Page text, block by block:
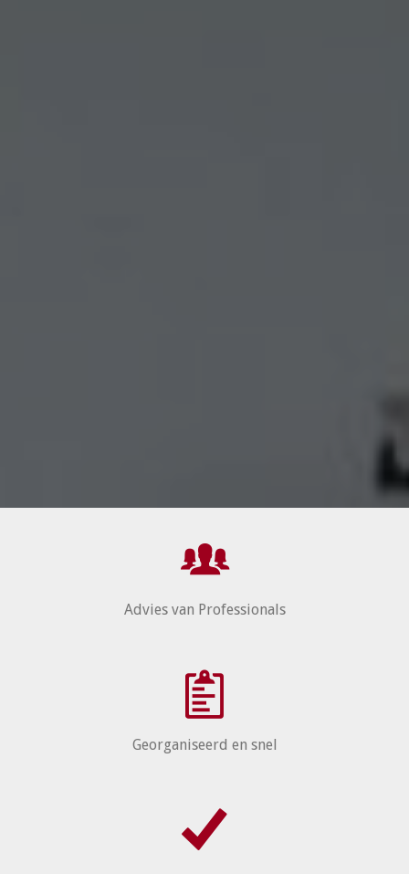
Advies van Professionals
Georganiseerd en snel